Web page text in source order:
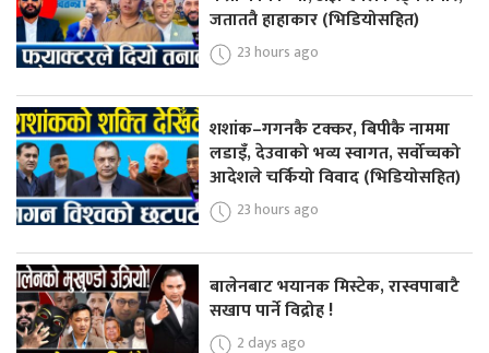
जताततै हाहाकार (भिडियोसहित)
23 hours ago
शशांक–गगनकै टक्कर, बिपीकै नाममा
लडाइँ, देउवाको भव्य स्वागत, सर्वोच्चको
आदेशले चर्कियो विवाद (भिडियोसहित)
23 hours ago
बालेनबाट भयानक मिस्टेक, रास्वपाबाटै
सखाप पार्ने विद्रोह !
2 days ago